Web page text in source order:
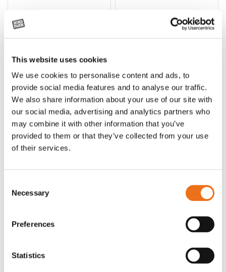
This website uses cookies
We use cookies to personalise content and ads, to
provide social media features and to analyse our traffic.
We also share information about your use of our site with
our social media, advertising and analytics partners who
may combine it with other information that you’ve
provided to them or that they’ve collected from your use
of their services.
Selection
Necessary
Preferences
Statistics
Lägg till i varukorg
Rotor, komplett med slagor
OR80013456G
(ex. moms)
Grön truckknapp
A00220
kr (ex. moms)
Lägg till i varukorg
Rotor teeth 8t/6k 7.5Gr/8 R6/14 Rotor teeth 8t/6k 0Gr/8 R6/14